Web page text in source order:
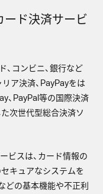
ード決済サービ
、コンビニ、銀行など
ア決済、PayPayをは
、PayPal等の国際決済
次世代型総合決済ソ
ビスは、カード情報の
キュアなシステムを
どの基本機能や不正利